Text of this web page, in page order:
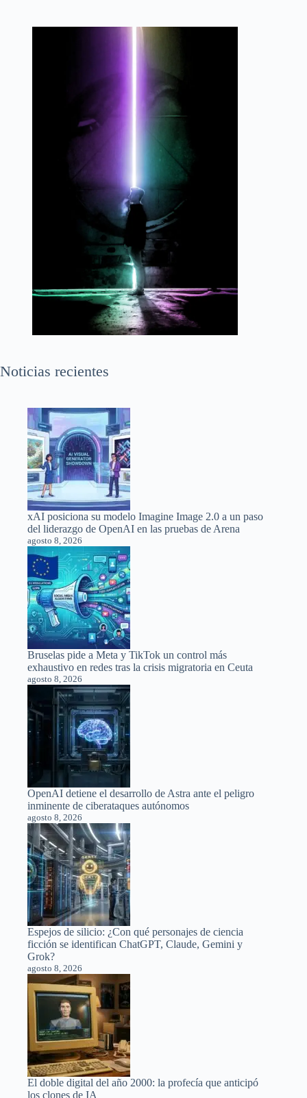
Noticias recientes
xAI posiciona su modelo Imagine Image 2.0 a un paso
del liderazgo de OpenAI en las pruebas de Arena
agosto 8, 2026
Bruselas pide a Meta y TikTok un control más
exhaustivo en redes tras la crisis migratoria en Ceuta
agosto 8, 2026
OpenAI detiene el desarrollo de Astra ante el peligro
inminente de ciberataques autónomos
agosto 8, 2026
Espejos de silicio: ¿Con qué personajes de ciencia
ficción se identifican ChatGPT, Claude, Gemini y
Grok?
agosto 8, 2026
El doble digital del año 2000: la profecía que anticipó
los clones de IA